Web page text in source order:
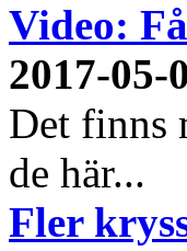
Video:
2017-05-
Det finns
de här...
Fler